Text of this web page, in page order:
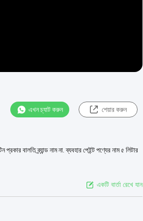
এখন চ্যাট করুন শেয়ার করুন
বালতি ব্র্যান্ড নাম না. ব্যবহার পেইন্ট পণ্যের নাম ৫ লিটার
একটি বার্তা রেখে যান